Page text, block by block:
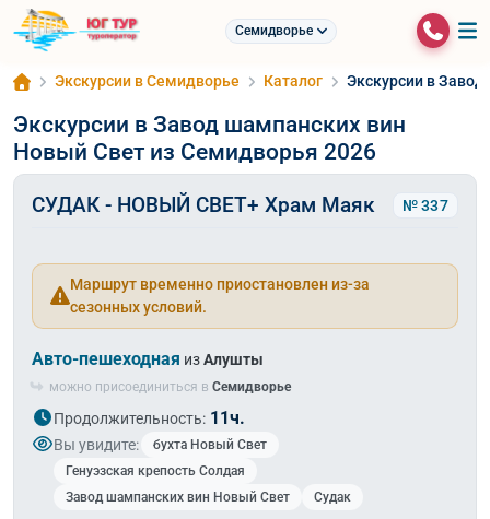
Семидворье
Экскурсии в Семидворье Каталог Экскурсии в
Экскурсии в Завод шампанских вин
Новый Свет из Семидворья 2026
СУДАК - НОВЫЙ СВЕТ+ Храм Маяк № 337
Маршрут временно приостановлен из-за
сезонных условий.
Авто-пешеходная изАлушты
можно присоединиться в Семидворье
Продолжительность: 11ч.
Вы увидите:
бухта Новый Свет
Генуэзская крепость Солдая
Завод шампанских вин Новый Свет
Судак